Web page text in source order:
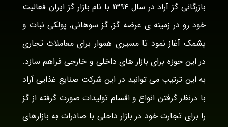
بازرگانی گز آراد در سال ۱۳۹۴ با نام بازار گز ایران فعالیت
خود رو در زمینه ی عرضه گز٬ گز سوهانی٬ پولکی نبات و
پشمک آغاز نمود تا مسیری هموار برای معاملات تجاری
در این حوزه برای بازار های داخلی و خارجی فراهم سازد.
به این ترتیب می توانید در این شرکت صنایع غذایی آراد
با درنظر گرفتن انواع و اقسام تولیدات صورت گرفته از گز
را برای تجارت خود در بازار داخلی با صادرات به بازارهای